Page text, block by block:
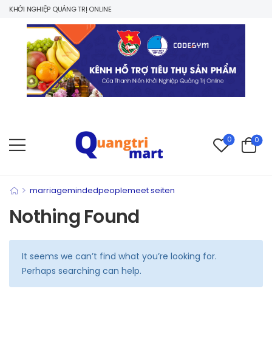
NGHIỆP QUẢNG TRỊ ONLINE
0 0
> marriagemindedpeoplemeet seiten
Nothing Found
It seems we can’t find what you’re looking for.
Perhaps searching can help.